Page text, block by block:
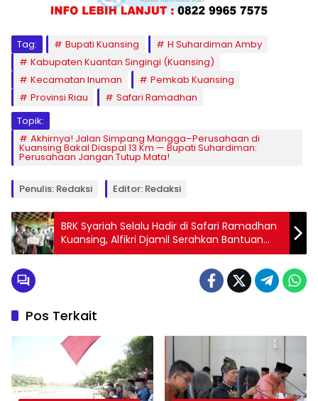
Tag: Bupati Kuansing
H Suhardiman Amby
Kabupaten Kuantan Singingi (Kuansing)
Kecamatan Inuman
Pemkab Kuansing
Provinsi Riau
Safari Ramadhan
Topik:
Akhirnya! Jalan Simpang Mangga–Perusahaan di
Kuansing Bakal Diaspal 13 Km — Bupati Suhardiman:
Perusahaan Jangan Tutup Mata!
Penulis: Redaksi Editor: Redaksi
BRK Syariah Selalu Hadir di Safari Ramadhan
Kuansing, Alfikri Djamil Serahkan Bantuan
Tunai — Bupati Suhardiman: Perbankan Lain
Pos Terkait